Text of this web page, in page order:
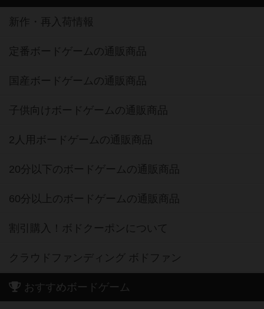
新作・再入荷情報
定番ボードゲームの通販商品
国産ボードゲームの通販商品
子供向けボードゲームの通販商品
2人用ボードゲームの通販商品
20分以下のボードゲームの通販商品
60分以上のボードゲームの通販商品
割引購入！ボドクーポンについて
クラウドファンディング ボドファン
おすすめボードゲーム